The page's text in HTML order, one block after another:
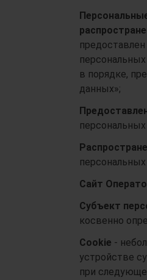
в порядке,
данных»;
Сайт
Субъект
косвенно
Cookie -
устройстве
при